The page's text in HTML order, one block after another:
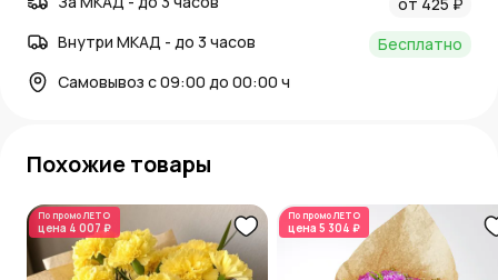
Внутри МКАД - до 3 часов
Бесплатно
Самовывоз с 09:00 до 00:00 ч
Похожие товары
По промоЛЕТО
цена 4 007 ₽
По промоЛЕТО
цена 5 304 ₽